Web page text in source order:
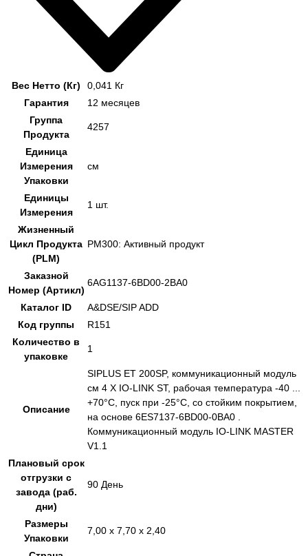
Вес Нетто (Кг)
0,041 Кг
Гарантия
12 месяцев
Группа
Продукта
4257
Единица
Измерения
Упаковки
см
Единицы
Измерения
1 шт.
Жизненный
Цикл Продукта
(PLM)
PM300: Активный продукт
Заказной
Номер (Артикл)
6AG1137-6BD00-2BA0
Каталог ID
A&DSE/SIP ADD
Код группы
R151
Количество в
упаковке
1
Описание
SIPLUS ET 200SP, коммуникационный модуль
см 4 X IO-LINK ST, рабочая температура -40 ...
+70°C, пуск при -25°C, со стойким покрытием,
на основе 6ES7137-6BD00-0BA0 .
Коммуникационный модуль IO-LINK MASTER
V1.1
Плановый срок
отгрузки с
завода (раб.
дни)
90 День
Размеры
Упаковки
7,00 x 7,70 x 2,40